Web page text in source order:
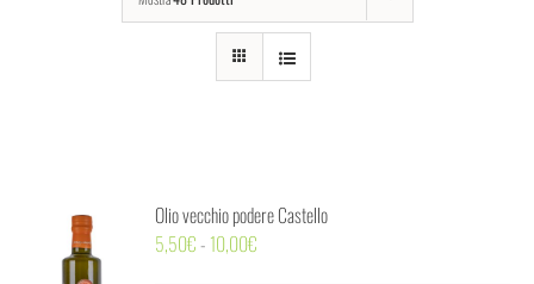
Olio vecchio podere Castello
5,50€- 10,00€